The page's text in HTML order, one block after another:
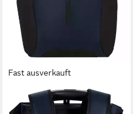
Fast ausverkauft
SAMSONITE
Reiserucksack ECODIVER L,